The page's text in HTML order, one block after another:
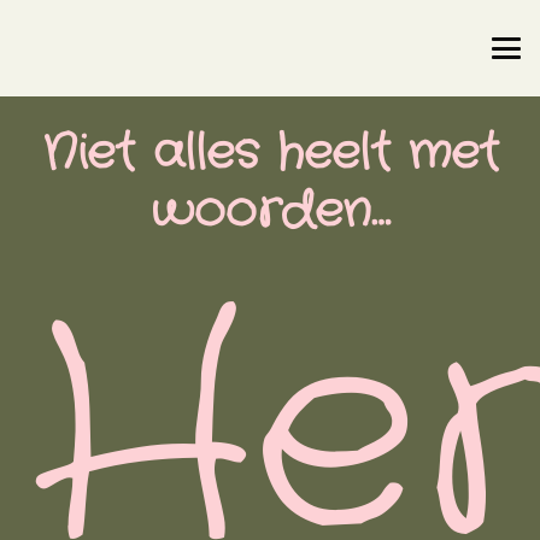
Niet alles heelt met
woorden…